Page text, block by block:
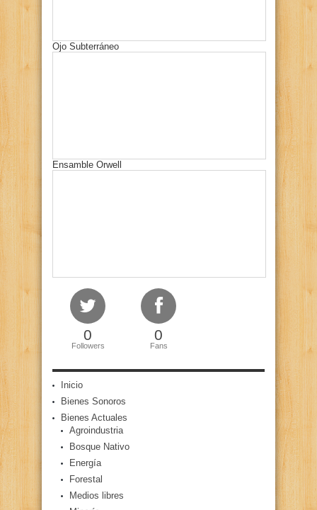
Ojo Subterráneo
Ensamble Orwell
0
Followers
0
Fans
Inicio
Bienes Sonoros
Bienes Actuales
Agroindustria
Bosque Nativo
Energía
Forestal
Medios libres